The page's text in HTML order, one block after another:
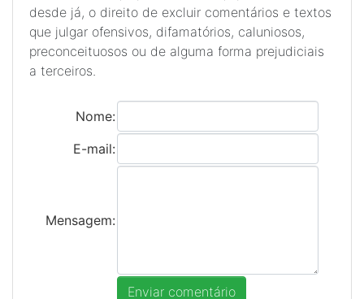
desde já, o direito de excluir comentários e textos
que julgar ofensivos, difamatórios, caluniosos,
preconceituosos ou de alguma forma prejudiciais
a terceiros.
Nome:
E-mail:
Mensagem: